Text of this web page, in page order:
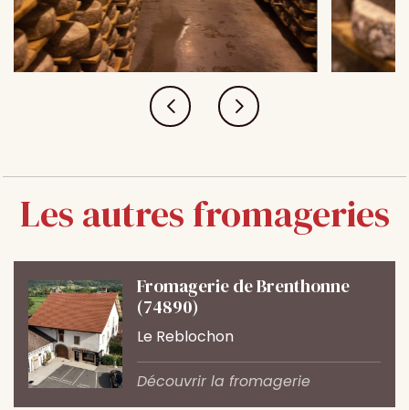
Les autres fromageries
Fromagerie de Brenthonne
(74890)
Le Reblochon
Découvrir la fromagerie